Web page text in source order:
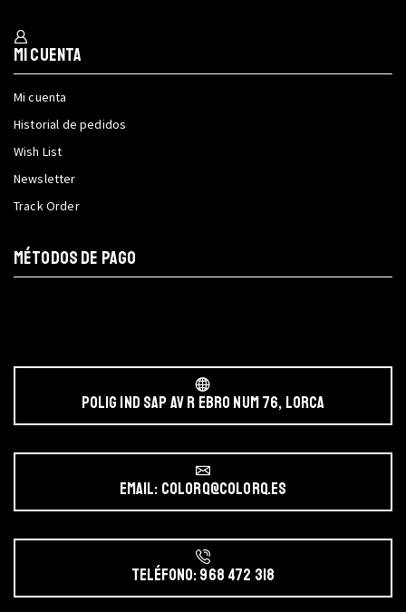
Mi cuenta
Mi cuenta
Historial de pedidos
Wish List
Newsletter
Track Order
MÉTODOS DE PAGO
POLIG IND SAP AV r EBRO NUM 76, LORCA
Email: colorq@colorq.es
Teléfono: 968 472 318